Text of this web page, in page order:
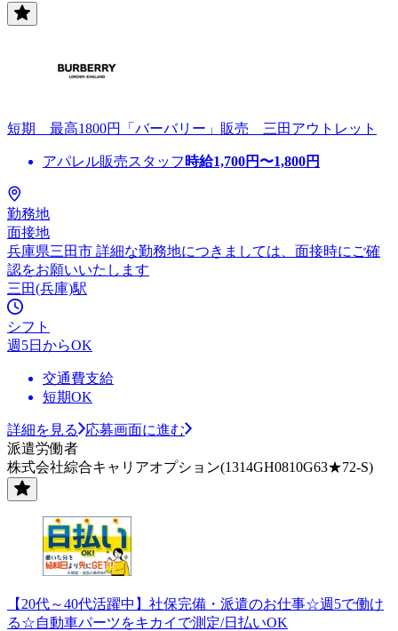
短期 最高1800円「バーバリー」販売 三田アウトレット
アパレル販売スタッフ 時給1,700円〜1,800円
勤務地
面接地
兵庫県三田市 詳細な勤務地につきましては、面接時にご確
認をお願いいたします
三田(兵庫)駅
シフト
週5日からOK
交通費支給
短期OK
詳細を見る
応募画面に進む
派遣労働者
株式会社綜合キャリアオプション(1314GH0810G63★72-S)
【20代～40代活躍中】社保完備・派遣のお仕事☆週5で働け
る☆自動車パーツをキカイで測定/日払いOK